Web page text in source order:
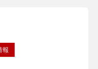
にこの商材を提
らです。人材サー
DX商材の融合等
報